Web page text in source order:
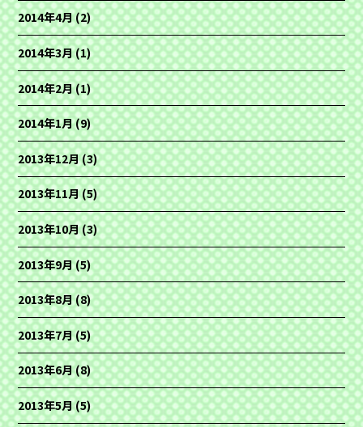
2014年4月(2)
2014年3月(1)
2014年2月(1)
2014年1月(9)
2013年12月(3)
2013年11月(5)
2013年10月(3)
2013年9月(5)
2013年8月(8)
2013年7月(5)
2013年6月(8)
2013年5月(5)